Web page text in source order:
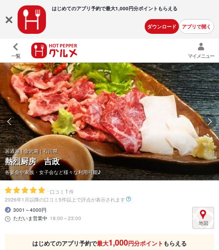
はじめてのアプリ予約で最大1,000円分ポイントもらえる
ダウンロード アプリで開く
一覧 マイメニュー
居酒屋 | 金沢南 | 石川県
熱烈厨房 吉政
各宴会や家族・女子会など様々な利用可能♪
- 口コミ 1 件
2026年1月以降の口コミ5件以上で評点が表示されます
3001～4000円
ただいま営業中 18:00～23:00
はじめてのアプリ予約で最大1,000円分ポイント もらえる